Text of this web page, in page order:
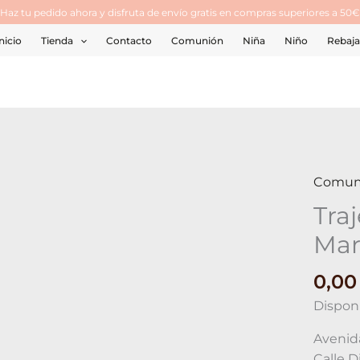
tu pedido ahora y disfruta de envío gratis en compras superiores a
Tienda Contacto Comunión Niña Niño